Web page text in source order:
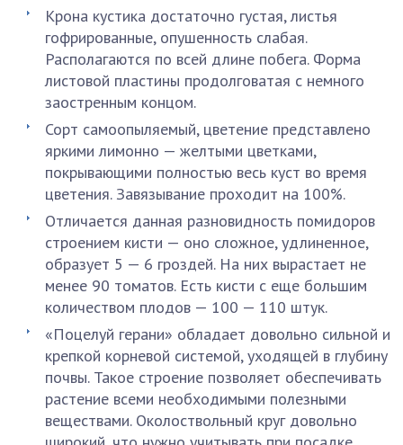
Крона кустика достаточно густая, листья
гофрированные, опушенность слабая.
Располагаются по всей длине побега. Форма
листовой пластины продолговатая с немного
заостренным концом.
Сорт самоопыляемый, цветение представлено
яркими лимонно — желтыми цветками,
покрывающими полностью весь куст во время
цветения. Завязывание проходит на 100%.
Отличается данная разновидность помидоров
строением кисти — оно сложное, удлиненное,
образует 5 — 6 гроздей. На них вырастает не
менее 90 томатов. Есть кисти с еще большим
количеством плодов — 100 — 110 штук.
«Поцелуй герани» обладает довольно сильной и
крепкой корневой системой, уходящей в глубину
почвы. Такое строение позволяет обеспечивать
растение всеми необходимыми полезными
веществами. Околоствольный круг довольно